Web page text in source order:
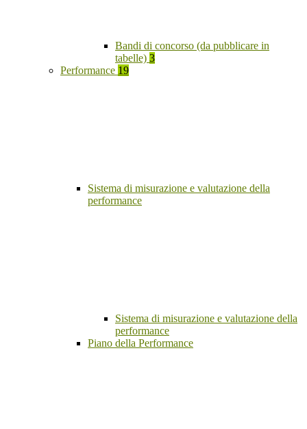
Bandi di concorso (da pubblicare in
tabelle) 3
Performance 19
Sistema di misurazione e valutazione della
performance
Sistema di misurazione e valutazione della
performance
Piano della Performance